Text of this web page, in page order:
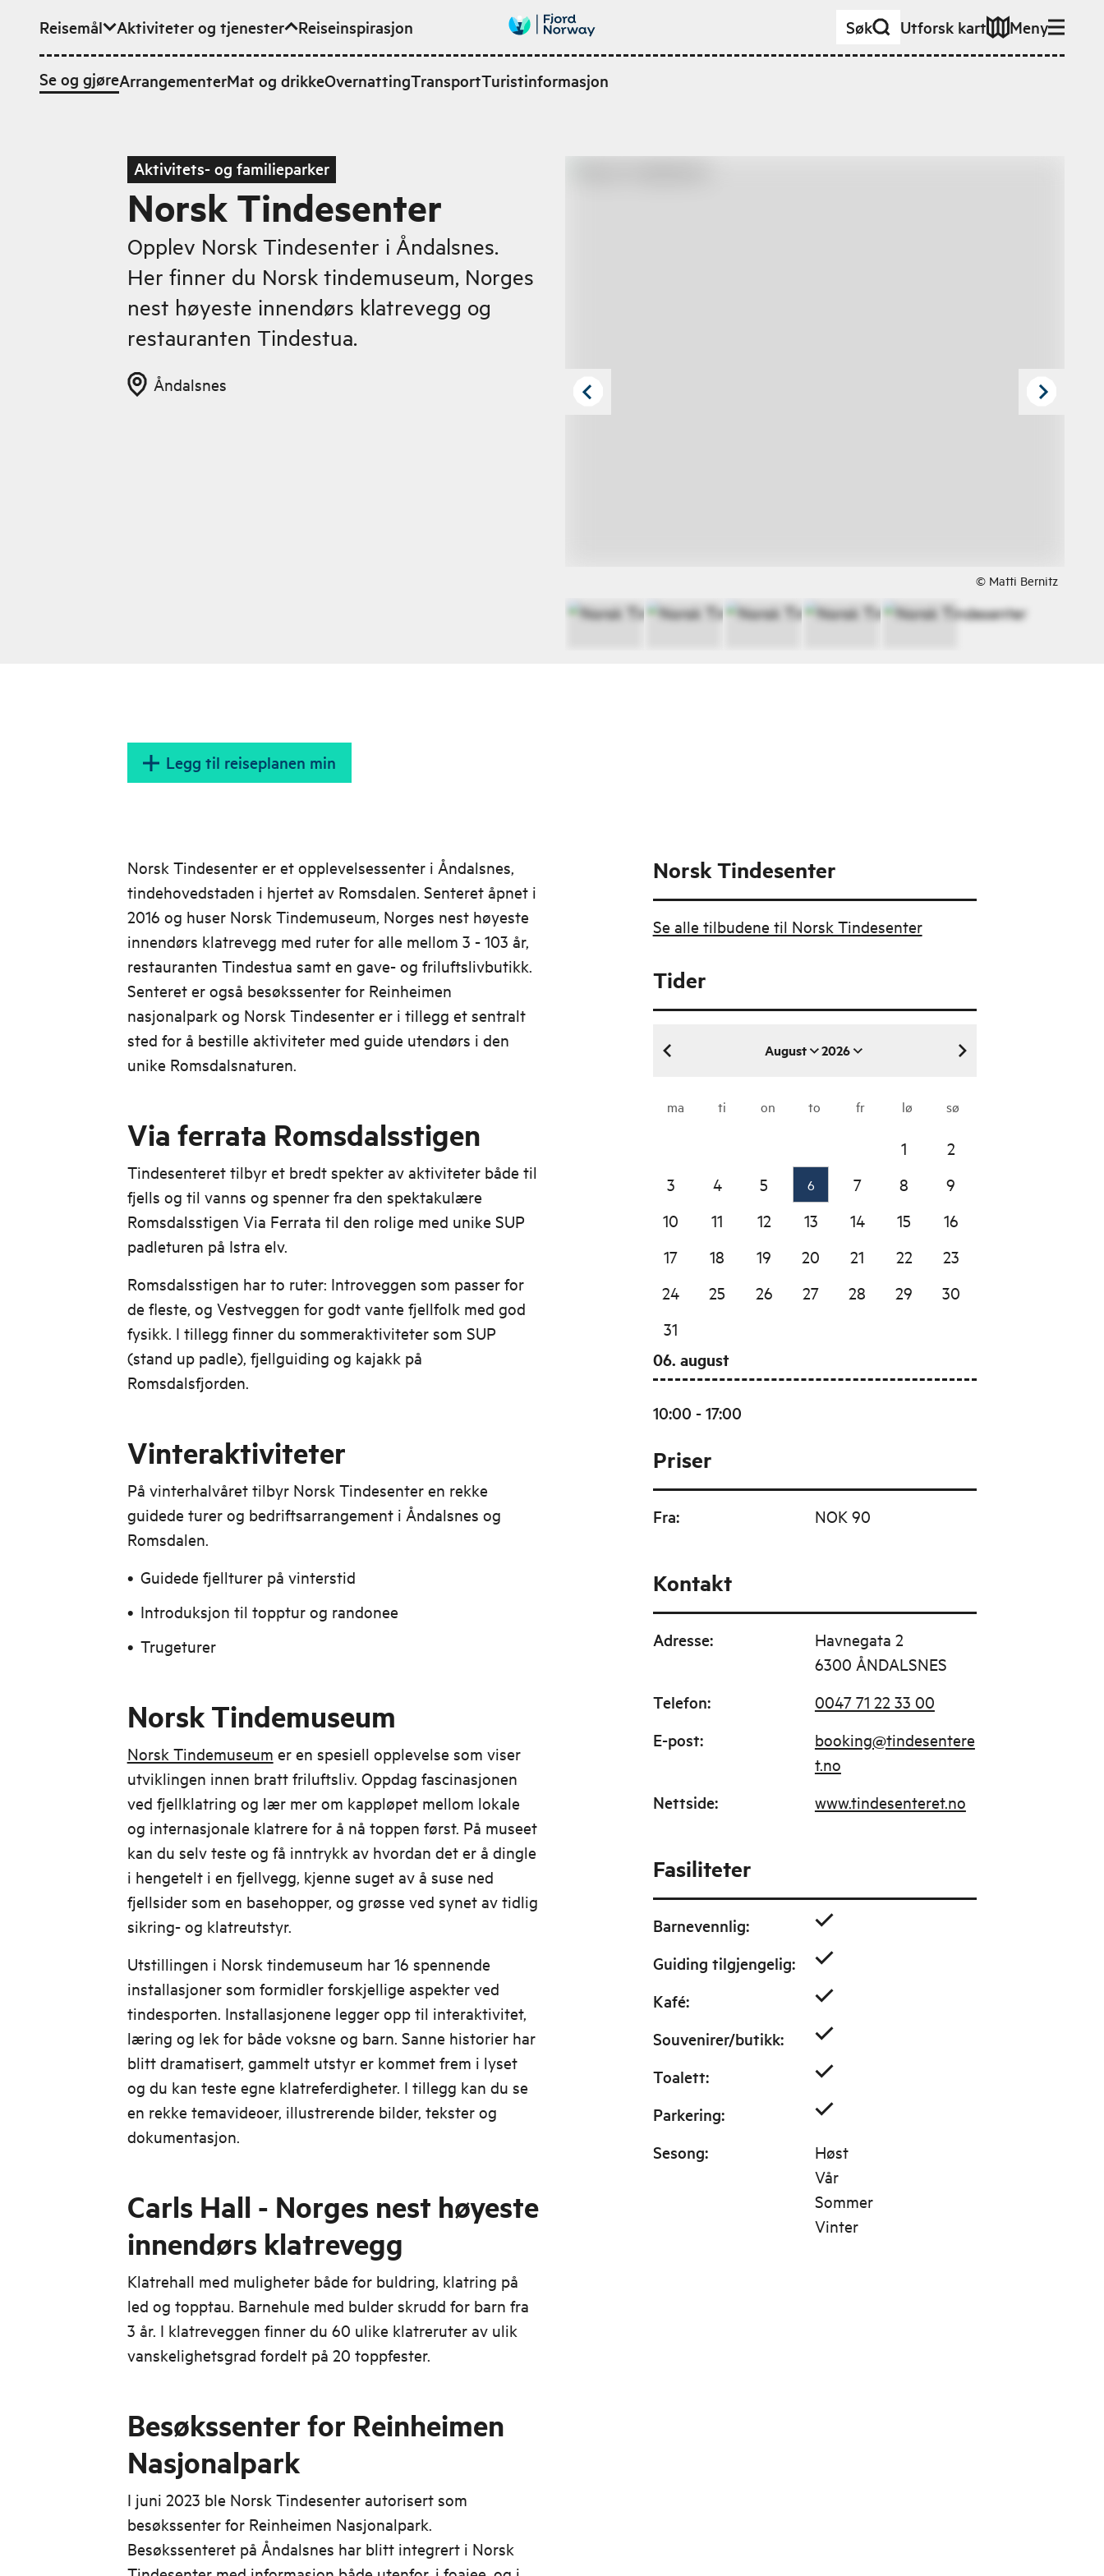
Hopp til hovedinnhold
Reisemål Aktiviteter og tjenester
Se og gjøreArrangementerMat og drikkeOvernattingTransportTuristinformasjon
Reiseinspirasjon Søk Utforsk kart Meny
Aktivitets- og familieparker
Norsk Tindesenter
Opplev Norsk Tindesenter i Åndalsnes.
Her finner du Norsk tindemuseum, Norges
nest høyeste innendørs klatrevegg og
restauranten Tindestua.
Åndalsnes
© Matti Bernitz
Legg til reiseplanen min
Norsk Tindesenter er et opplevelsessenter i Åndalsnes,
tindehovedstaden i hjertet av Romsdalen. Senteret åpnet i
2016 og huser Norsk Tindemuseum, Norges nest høyeste
innendørs klatrevegg med ruter for alle mellom 3 - 103 år,
restauranten Tindestua samt en gave- og friluftslivbutikk.
Senteret er også besøkssenter for Reinheimen
nasjonalpark og Norsk Tindesenter er i tillegg et sentralt
sted for å bestille aktiviteter med guide utendørs i den
unike Romsdalsnaturen.
Via ferrata Romsdalsstigen
Tindesenteret tilbyr et bredt spekter av aktiviteter både til
fjells og til vanns og spenner fra den spektakulære
Romsdalsstigen Via Ferrata til den rolige med unike SUP
padleturen på Istra elv.
Romsdalsstigen har to ruter: Introveggen som passer for
de fleste, og Vestveggen for godt vante fjellfolk med god
fysikk. I tillegg finner du sommeraktiviteter som SUP
(stand up padle), fjellguiding og kajakk på
Romsdalsfjorden.
Vinteraktiviteter
På vinterhalvåret tilbyr Norsk Tindesenter en rekke
guidede turer og bedriftsarrangement i Åndalsnes og
Romsdalen.
Guidede fjellturer på vinterstid
Introduksjon til topptur og randonee
Trugeturer
Norsk Tindemuseum
Norsk Tindemuseum er en spesiell opplevelse som viser
utviklingen innen bratt friluftsliv. Oppdag fascinasjonen
ved fjellklatring og lær mer om kappløpet mellom lokale
og internasjonale klatrere for å nå toppen først. På museet
kan du selv teste og få inntrykk av hvordan det er å dingle
i hengetelt i en fjellvegg, kjenne suget av å suse ned
fjellsider som en basehopper, og grøsse ved synet av tidlig
sikring- og klatreutstyr.
Utstillingen i Norsk tindemuseum har 16 spennende
installasjoner som formidler forskjellige aspekter ved
tindesporten. Installasjonene legger opp til interaktivitet,
læring og lek for både voksne og barn. Sanne historier har
blitt dramatisert, gammelt utstyr er kommet frem i lyset
og du kan teste egne klatreferdigheter. I tillegg kan du se
en rekke temavideoer, illustrerende bilder, tekster og
dokumentasjon.
Carls Hall - Norges nest høyeste
innendørs klatrevegg
Klatrehall med muligheter både for buldring, klatring på
led og topptau. Barnehule med bulder skrudd for barn fra
3 år. I klatreveggen finner du 60 ulike klatreruter av ulik
vanskelighetsgrad fordelt på 20 toppfester.
Besøkssenter for Reinheimen
Nasjonalpark
I juni 2023 ble Norsk Tindesenter autorisert som
besøkssenter for Reinheimen Nasjonalpark.
Besøkssenteret på Åndalsnes har blitt integrert i Norsk
Norsk Tindesenter
Se alle tilbudene til Norsk Tindesenter
Tider
August 2026
august 2026
ma ti on to fr lø sø
1
2
3
4 5 6 7 8
9
10
11 12 13 14 15
16
17
18 19 20 21 22
23
24
25 26 27 28 29
30
31
06. august
10:00 - 17:00
Priser
Fra: NOK 90
Kontakt
Adresse:
Havnegata 2
6300 ÅNDALSNES
Telefon: 0047 71 22 33 00
E-post:
booking@tindesentere
t.no
Nettside: www.tindesenteret.no
Fasiliteter
Barnevennlig:
Guiding tilgjengelig:
Kafé:
Souvenirer/butikk:
Toalett:
Parkering:
Sesong:
Høst
Vår
Sommer
Vinter